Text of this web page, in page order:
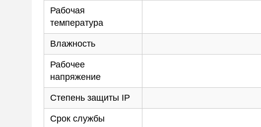
Рабочая
температура
Влажность
Рабочее
напряжение
Степень защиты IP
Срок службы